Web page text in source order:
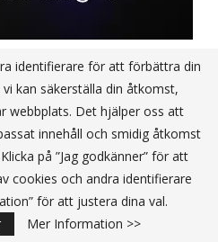
identifierare för att förbättra din
kan säkerställa din åtkomst,
webbplats. Det hjälper oss att
innehåll och smidig åtkomst
på ”Jag godkänner” för att
cookies och andra identifierare
för att justera dina val.
Mer Information >>